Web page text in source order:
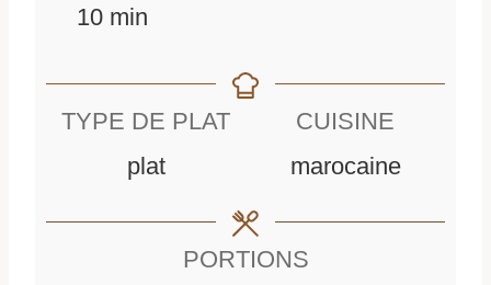
10mmin
u
s
e
TYPE DE PLAT
plat
CUISINE
marocaine
PORTIONS